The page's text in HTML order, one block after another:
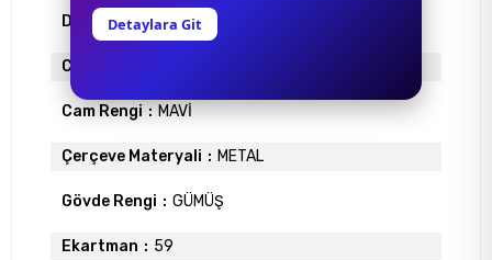
Degrade YOK
Cam Materyali
Cam Rengi MAVİ
Çerçeve Materyali METAL
Gövde Rengi GÜMÜŞ
Ekartman 59
Detaylara Git